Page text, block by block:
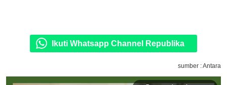
Ikuti Whatsapp Channel Republika
sumber : Antara